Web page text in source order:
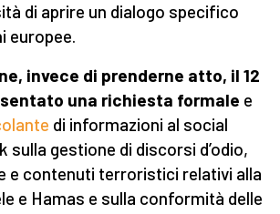
di aprire un dialogo specifico
europee.
invece di prenderne atto, il 12
una richiesta formale e
di informazioni al social
sulla gestione di discorsi d’odio,
e contenuti terroristici relativi alla
e Hamas e sulla conformità delle